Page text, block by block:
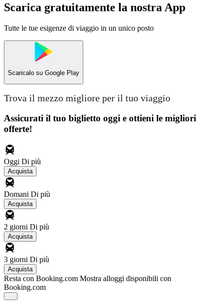
Scarica gratuitamente la nostra App
Tutte le tue esigenze di viaggio in un unico posto
Scaricalo su Google Play
Trova il mezzo migliore per il tuo viaggio
Assicurati il ​​tuo biglietto oggi e ottieni le migliori
offerte!
Oggi Di più
Acquista
Domani Di più
Acquista
2 giorni Di più
Acquista
3 giorni Di più
Acquista
Resta con Booking.com Mostra alloggi disponibili con
Booking.com